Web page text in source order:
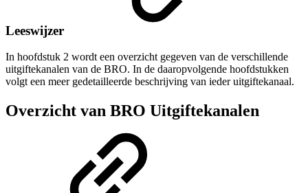
Leeswijzer
In hoofdstuk 2 wordt een overzicht gegeven van de verschillende
uitgiftekanalen van de BRO. In de daaropvolgende hoofdstukken
volgt een meer gedetailleerde beschrijving van ieder uitgiftekanaal.
Overzicht van BRO Uitgiftekanalen